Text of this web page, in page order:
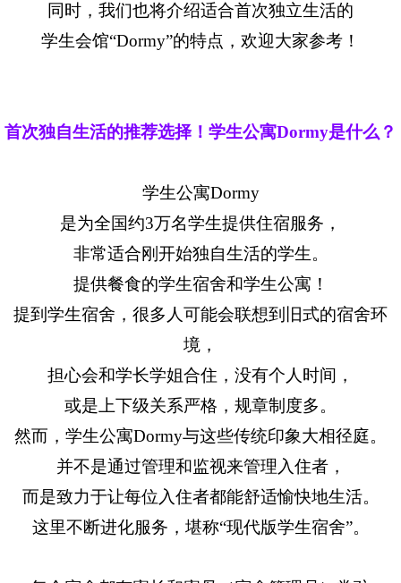
同时，我们也将介绍适合首次独立生活的
学生会馆“Dormy”的特点，欢迎大家参考！
首次独自生活的推荐选择！学生公寓Dormy是什么？
学生公寓Dormy
是为全国约3万名学生提供住宿服务，
非常适合刚开始独自生活的学生。
提供餐食的学生宿舍和学生公寓！
提到学生宿舍，很多人可能会联想到旧式的宿舍环
境，
担心会和学长学姐合住，没有个人时间，
或是上下级关系严格，规章制度多。
然而，学生公寓Dormy与这些传统印象大相径庭。
并不是通过管理和监视来管理入住者，
而是致力于让每位入住者都能舒适愉快地生活。
这里不断进化服务，堪称“现代版学生宿舍”。